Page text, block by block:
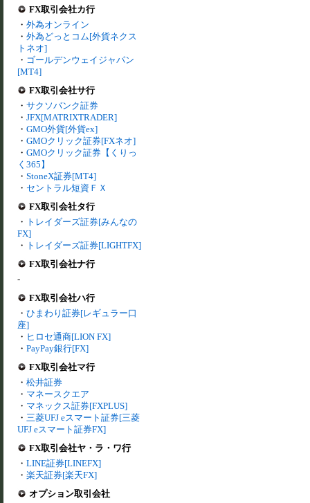
FX取引会社カ行
・ 外為オンライン
・ 外為どっとコム[外貨ネクス
トネオ]
・ ゴールデンウェイジャパン
[MT4]
FX取引会社サ行
・ サクソバンク証券
・ JFX[MATRIXTRADER]
・ GMO外貨[外貨ex]
・ GMOクリック証券[FXネオ]
・ GMOクリック証券【くりっ
く365】
・ StoneX証券[MT4]
・ セントラル短資ＦＸ
FX取引会社タ行
・ トレイダーズ証券[みんなの
FX]
・ トレイダーズ証券[LIGHTFX]
FX取引会社ナ行
-
FX取引会社ハ行
・ ひまわり証券[レギュラー口
座]
・ ヒロセ通商[LION FX]
・ PayPay銀行[FX]
FX取引会社マ行
・ 松井証券
・ マネースクエア
・ マネックス証券[FXPLUS]
・ 三菱UFJ eスマート証券[三菱
UFJ eスマート証券FX]
FX取引会社ヤ・ラ・ワ行
・ LINE証券[LINEFX]
・ 楽天証券[楽天FX]
オプション取引会社